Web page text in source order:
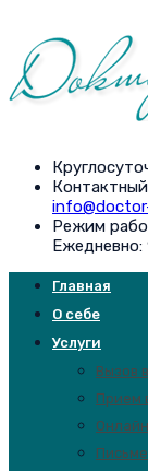
Режим
Ежедневно:
Главная
О себе
Услуги
Вызов
Прием